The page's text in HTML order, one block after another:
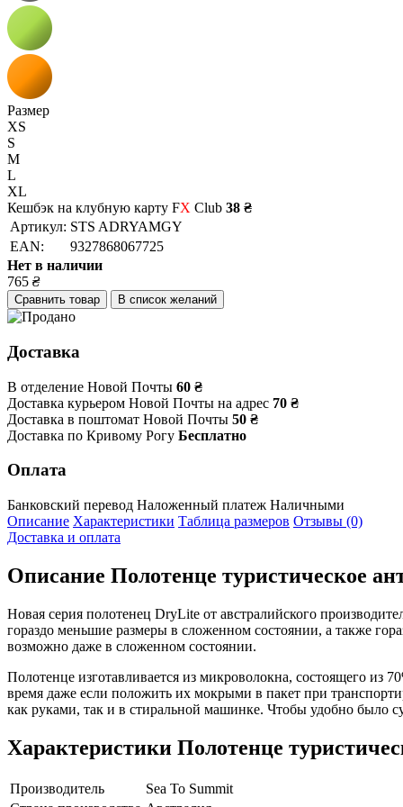
Размер
XS
S
M
L
XL
Кешбэк на клубную карту FX Club 38 ₴
Артикул: STS ADRYAMGY
EAN:
9327868067725
Нет в наличии
765 ₴
Сравнить товар В список желаний
Доставка
В отделение Новой Почты 60 ₴
Доставка курьером Новой Почты на адрес 70 ₴
Доставка в поштомат Новой Почты 50 ₴
Доставка по Кривому Рогу Бесплатно
Оплата
Банковский перевод Наложенный платеж Наличными
Описание Характеристики Таблица размеров Отзывы (0)
Доставка и оплата
Описание Полотенце туристическое
Новая серия полотенец DryLite от австралийского
гораздо меньшие размеры в сложенном состоянии, а также
возможно даже в сложенном состоянии.
Полотенце изготавливается из микроволокна, состоящего из
время даже если положить их мокрыми в пакет при
как руками, так и в стиральной машинке. Чтобы удобно было
Характеристики Полотенце
Производитель
Sea To Summit